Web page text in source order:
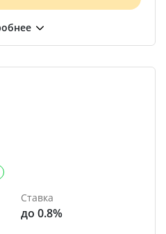
Ставка
до 0.8%